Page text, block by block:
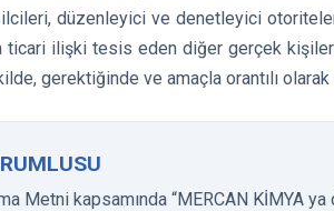
düzenleyici ve denetleyici
ticari ilişki tesis eden diğer gerçek
gerektiğinde ve amaçla orantılı
Metni kapsamında “MERCAN KİMYA ya